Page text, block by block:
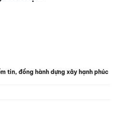
tin, đồng hành dựng xây hạnh phúc